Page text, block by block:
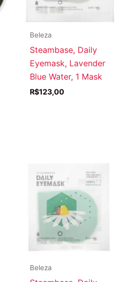
Beleza
Steambase, Daily
Eyemask, Lavender
Blue Water, 1 Mask
R$123,00
Beleza